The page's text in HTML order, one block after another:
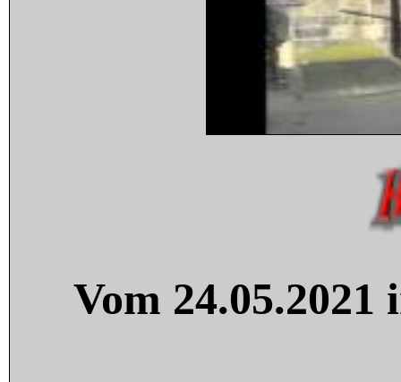
Vom